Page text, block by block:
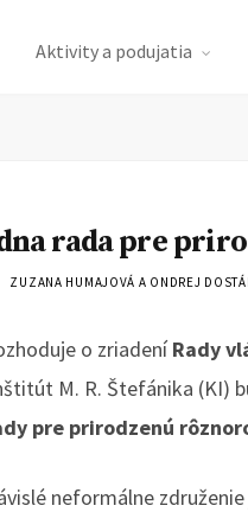
Aktivity a podujatia
rada pre
ZUZANA HUMAJOVÁ A ONDREJ
o zriadeníRady
M. R. Štefánika (KI)
pre prirodzenú
neformálne